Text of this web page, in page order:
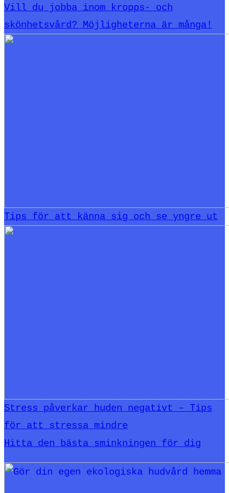
Vill du jobba inom kropps- och
skönhetsvård? Möjligheterna är många!
Tips för att känna sig och se yngre ut
Stress påverkar huden negativt – Tips
för att stressa mindre
Hitta den bästa sminkningen för dig